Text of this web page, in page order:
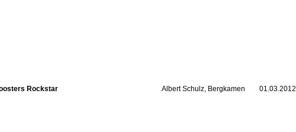
Rockstar Albert Schulz, Bergkamen 01.03.2012